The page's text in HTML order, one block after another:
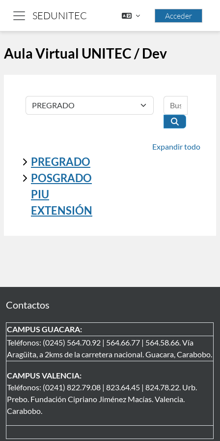
SEDUNITEC Acceder
Aula Virtual UNITEC / Dev
Categorías
Buscar
Expandir todo
PREGRADO
POSGRADO
PIU
EXTENSIÓN
Contactos
CAMPUS GUACARA:
Teléfonos: (0245) 564.70.92 | 564.66.77 | 564.58.66. Vía
Aragüita, a 2kms de la carretera nacional. Guacara, Carabobo.
CAMPUS VALENCIA:
Teléfonos: (0241) 822.79.08 | 823.64.45 | 824.78.22. Urb.
Prebo. Fundación Cipriano Jiménez Macías. Valencia.
Carabobo.